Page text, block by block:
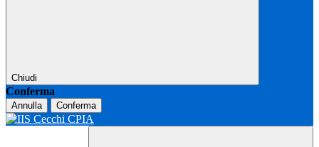
Chiudi
Conferma
Annulla Conferma